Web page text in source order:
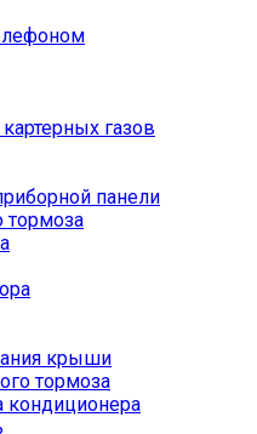
газов
панели
тормоза
крыши
тормоза
кондиционера